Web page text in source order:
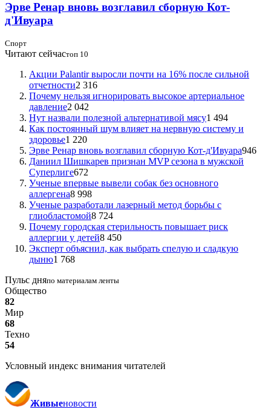
Эрве Ренар вновь возглавил сборную Кот-
д'Ивуара
Спорт
Читают сейчастоп 10
Акции Palantir выросли почти на 16% после сильной
отчетности2 316
Почему нельзя игнорировать высокое артериальное
давление2 042
Нут назвали полезной альтернативой мясу1 494
Как постоянный шум влияет на нервную систему и
здоровье1 220
Эрве Ренар вновь возглавил сборную Кот-д'Ивуара946
Даниил Шишкарев признан MVP сезона в мужской
Суперлиге672
Ученые впервые вывели собак без основного
аллергена8 998
Ученые разработали лазерный метод борьбы с
глиобластомой8 724
Почему городская стерильность повышает риск
аллергии у детей8 450
Эксперт объяснил, как выбрать спелую и сладкую
дыню1 768
Пульс дняпо материалам ленты
Общество
82
Мир
68
Техно
54
Условный индекс внимания читателей
Живыеновости